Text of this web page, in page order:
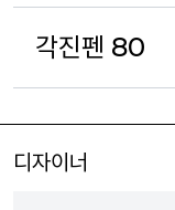
각진펜 80
디자이너